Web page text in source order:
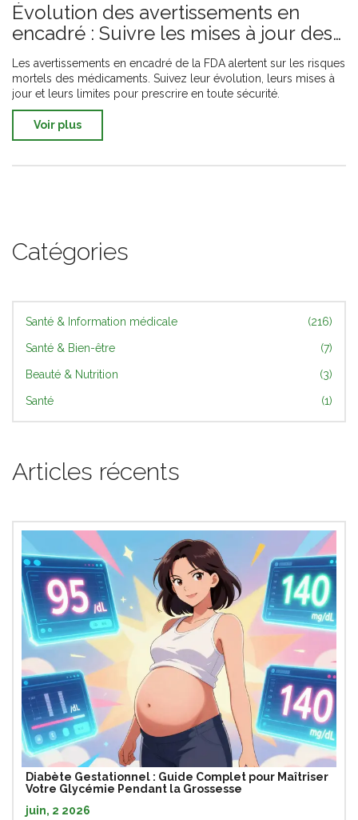
Évolution des avertissements en
encadré : Suivre les mises à jour des
étiquettes médicamenteuses
Les avertissements en encadré de la FDA alertent sur les risques
mortels des médicaments. Suivez leur évolution, leurs mises à
jour et leurs limites pour prescrire en toute sécurité.
Voir plus
Catégories
Santé & Information médicale (216)
Santé & Bien-être (7)
Beauté & Nutrition (3)
Santé (1)
Articles récents
Diabète Gestationnel : Guide Complet pour Maîtriser
Votre Glycémie Pendant la Grossesse
juin, 2 2026